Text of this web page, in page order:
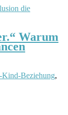
Warum
Kind-Beziehung,